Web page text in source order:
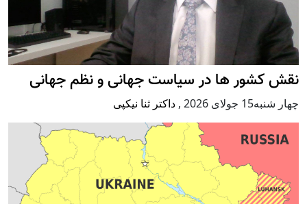
نقش کشور ها در سیاست جهانی و نظم جهانی
چهار شنبه15 جولای 2026 , داکتر ثنا نیکپی